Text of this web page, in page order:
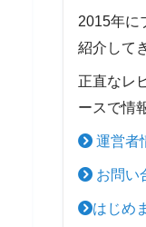
2015年に
紹介して
正直なレ
ースで情
運営者
お問い
はじめ